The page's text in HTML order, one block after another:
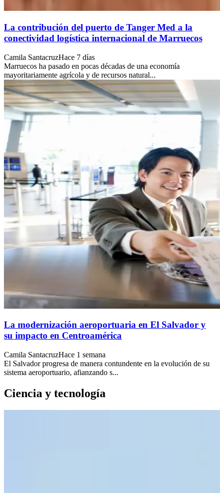
La contribución del puerto de Tanger Med a la
conectividad logística internacional de Marruecos
Camila SantacruzHace 7 días
Marruecos ha pasado en pocas décadas de una economía
mayoritariamente agrícola y de recursos natural...
La modernización aeroportuaria en El Salvador y
su impacto en Centroamérica
Camila SantacruzHace 1 semana
El Salvador progresa de manera contundente en la evolución de su
sistema aeroportuario, afianzando s...
Ciencia y tecnología